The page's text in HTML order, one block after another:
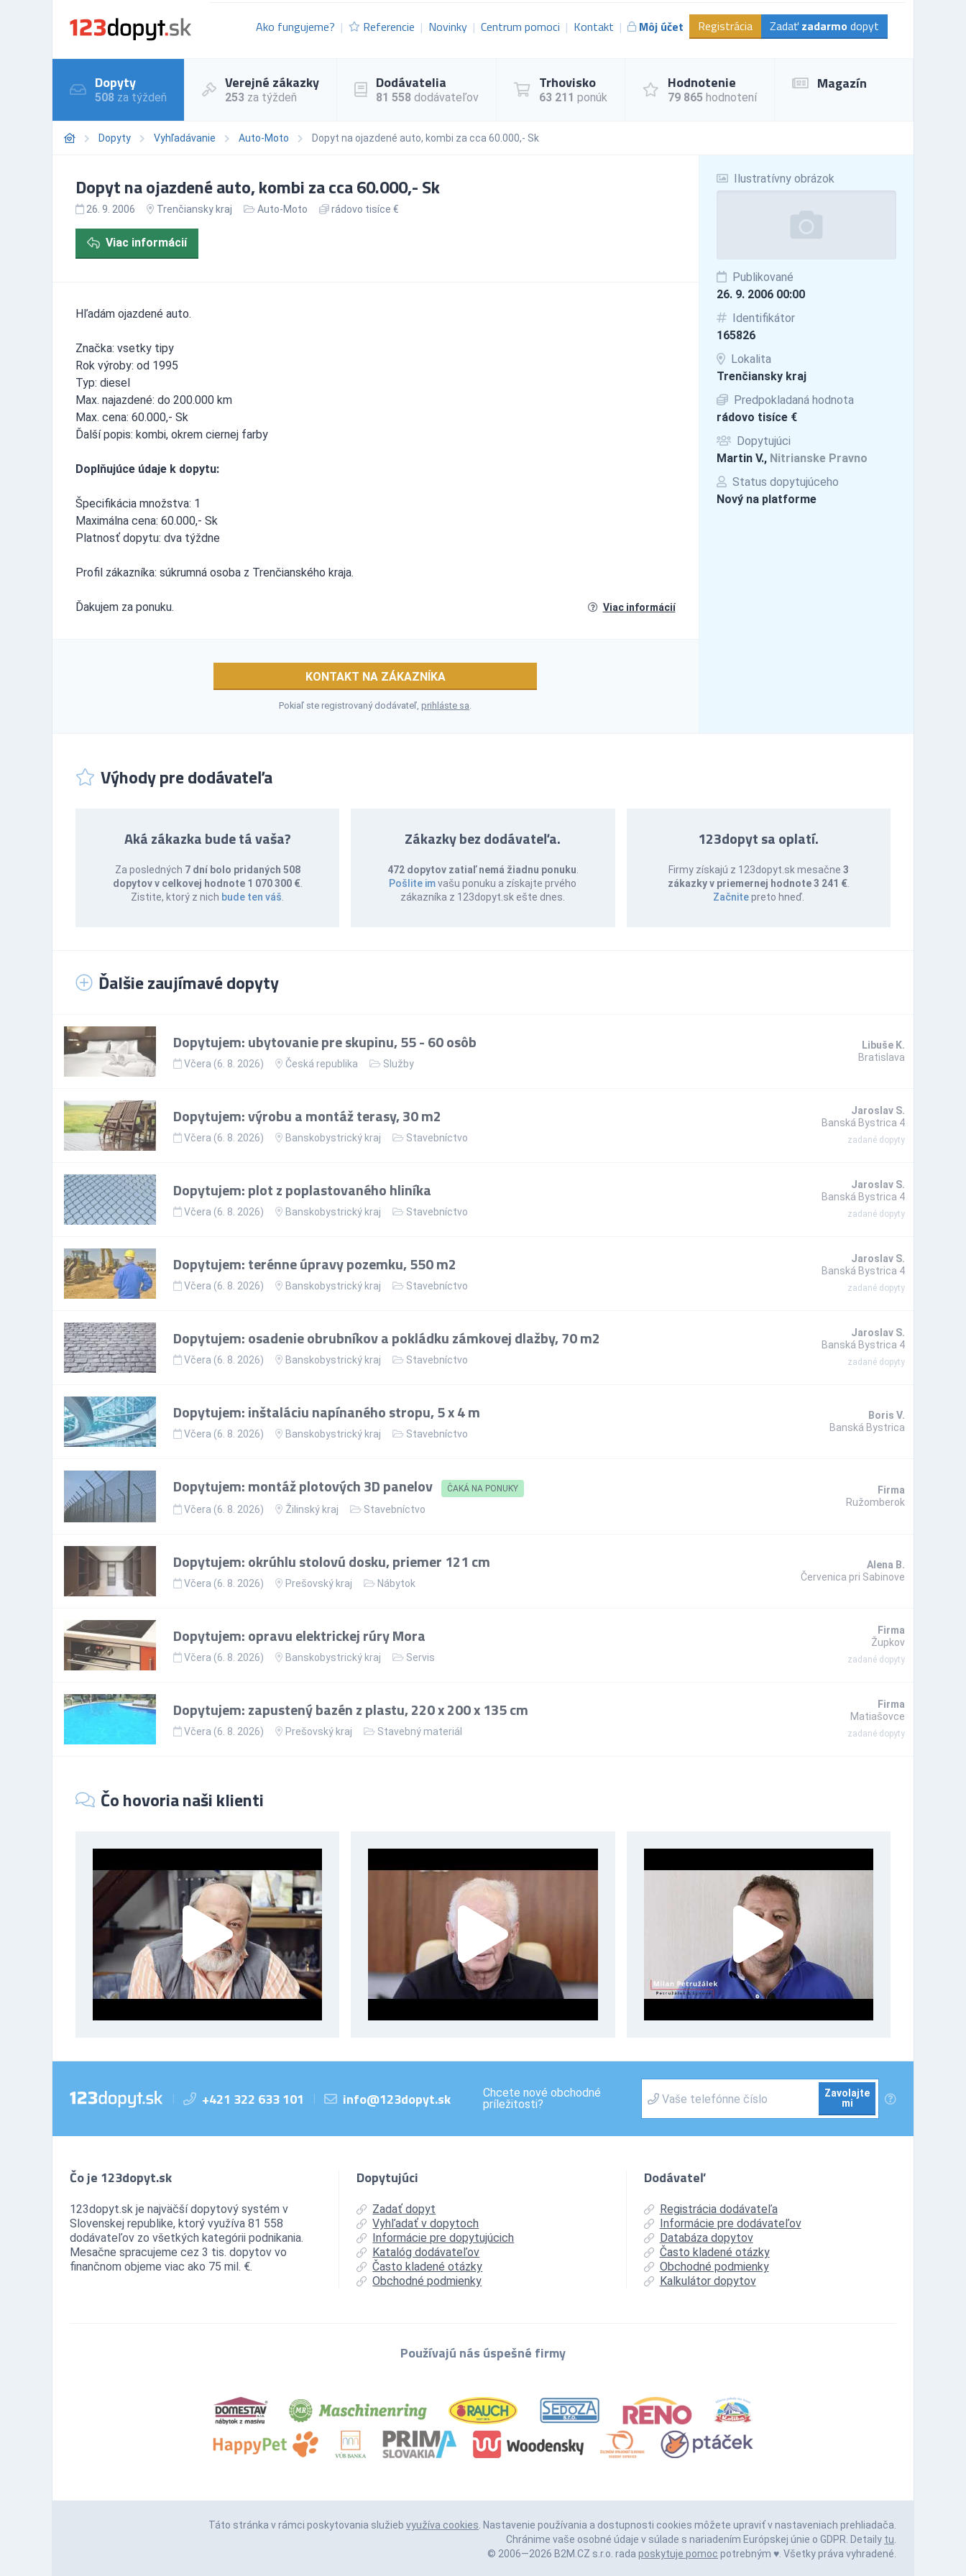
Ako fungujeme? Referencie Novinky Centrum pomoci Kontakt Môj účet Registrácia Zadať zadarmo dopyt
Dopyty
508 za týždeň
Verejné zákazky
253 za týždeň
Dodávatelia
81 558 dodávateľov
Trhovisko
63 211 ponúk
Hodnotenie
79 865 hodnotení
Magazín
Dopyty Vyhľadávanie Auto-Moto Dopyt na ojazdené auto, kombi za cca 60.000,- Sk
Ilustratívny obrázok
Publikované
26. 9. 2006 00:00
Identifikátor
165826
Lokalita
Trenčiansky kraj
Predpokladaná hodnota
rádovo tisíce €
Dopytujúci
Martin V., Nitrianske Pravno
Status dopytujúceho
Nový na platforme
Dopyt na ojazdené auto, kombi za cca 60.000,- Sk
26. 9. 2006 Trenčiansky kraj Auto-Moto rádovo tisíce €
Viac informácií
Hľadám ojazdené auto.
Značka: vsetky tipy
Rok výroby: od 1995
Typ: diesel
Max. najazdené: do 200.000 km
Max. cena: 60.000,- Sk
Ďalší popis: kombi, okrem ciernej farby
Doplňujúce údaje k dopytu:
Špecifikácia množstva: 1
Maximálna cena: 60.000,- Sk
Platnosť dopytu: dva týždne
Profil zákazníka: súkrumná osoba z Trenčianského kraja.
Ďakujem za ponuku. Viac informácií
KONTAKT NA ZÁKAZNÍKA
Pokiaľ ste registrovaný dodávateľ,prihláste sa
Výhody pre dodávateľa
Aká zákazka bude tá vaša?
Za posledných 7 dní bolo pridaných 508
dopytov v celkovej hodnote 1 070 300 €.
Zistite, ktorý z nich bude ten váš
Zákazky bez dodávateľa.
472 dopytov zatiaľ nemá žiadnu ponuku
Pošlite imvašu ponuku a získajte prvého
zákazníka z 123dopyt.sk ešte dnes.
123dopyt sa oplatí.
Firmy získajú z 123dopyt.sk mesačne 3
zákazky v priemernej hodnote 3 241 €.
Začnitepreto hneď.
Ďalšie zaujímavé dopyty
Dopytujem: ubytovanie pre skupinu, 55 - 60 osôb
Včera (6. 8. 2026) Česká republika Služby
Libuše K.
Bratislava
Dopytujem: výrobu a montáž terasy, 30 m2
Včera (6. 8. 2026) Banskobystrický kraj Stavebníctvo
Jaroslav S.
Banská Bystrica 4
zadané dopyty
Dopytujem: plot z poplastovaného hliníka
Včera (6. 8. 2026) Banskobystrický kraj Stavebníctvo
Jaroslav S.
Banská Bystrica 4
zadané dopyty
Dopytujem: terénne úpravy pozemku, 550 m2
Včera (6. 8. 2026) Banskobystrický kraj Stavebníctvo
Jaroslav S.
Banská Bystrica 4
zadané dopyty
Dopytujem: osadenie obrubníkov a pokládku zámkovej dlažby, 70 m2
Včera (6. 8. 2026) Banskobystrický kraj Stavebníctvo
Jaroslav S.
Banská Bystrica 4
zadané dopyty
Dopytujem: inštaláciu napínaného stropu, 5 x 4 m
Včera (6. 8. 2026) Banskobystrický kraj Stavebníctvo
Boris V.
Banská Bystrica
Dopytujem: montáž plotových 3D panelov ČAKÁ NA PONUKY
Včera (6. 8. 2026) Žilinský kraj Stavebníctvo
Firma
Ružomberok
Dopytujem: okrúhlu stolovú dosku, priemer 121 cm
Včera (6. 8. 2026) Prešovský kraj Nábytok
Alena B.
Červenica pri Sabinove
Dopytujem: opravu elektrickej rúry Mora
Včera (6. 8. 2026) Banskobystrický kraj Servis
Firma
Župkov
zadané dopyty
Dopytujem: zapustený bazén z plastu, 220 x 200 x 135 cm
Včera (6. 8. 2026) Prešovský kraj Stavebný materiál
Firma
Matiašovce
zadané dopyty
Čo hovoria naši klienti
+421 322 633 101 info@123dopyt.sk
Chcete nové obchodné
príležitosti?
Zavolajte
mi
Čo je 123dopyt.sk
123dopyt.sk je najväčší dopytový systém v
Slovenskej republike, ktorý využíva 81 558
dodávateľov zo všetkých kategórii podnikania.
Mesačne spracujeme cez 3 tis. dopytov vo
finančnom objeme viac ako 75 mil. €.
Dopytujúci
Zadať dopyt
Vyhľadať v dopytoch
Informácie pre dopytujúcich
Katalóg dodávateľov
Často kladené otázky
Obchodné podmienky
Dodávateľ
Registrácia dodávateľa
Informácie pre dodávateľov
Databáza dopytov
Často kladené otázky
Obchodné podmienky
Kalkulátor dopytov
Používajú nás úspešné firmy
Táto stránka v rámci poskytovania služieb využíva cookies. Nastavenie používania a dostupnosti cookies môžete upraviť v nastaveniach prehliadača.
Chránime vaše osobné údaje v súlade s nariadením Európskej únie o GDPR. Detaily tu.
© 2006—2026 B2M.CZ s.r.o. rada poskytuje pomoc potrebným ♥️. Všetky práva vyhradené.